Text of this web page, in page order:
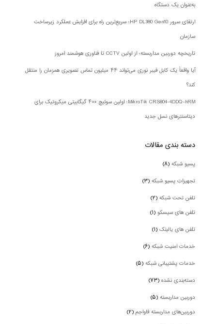
به‌عنوان یک دستگاه
ارتقای سرور HP DL380 Gen10؛ سریع‌ترین راه برای افزایش عملکرد زیرساخت
سازمان
تاریخچه دوربین مداربسته؛ از اولین CCTV تا فناوری هوشمند امروز
آیا واقعاً یک کابل فیبر نوری می‌تواند ۴۴ میلیون تماس تصویری همزمان را منتقل
کند؟
MikroTik CRS804-4DDQ-hRM؛ اولین سوئیچ ۴۰۰ گیگابیتی میکروتیک برای
دیتاسنترهای نسل جدید
دسته بندی‌ مقالات
پسیو شبکه(۸)
تجهیزات پسیو شبکه(۳)
تلفن تحت شبکه(۲)
تلفن های سیسکو(۱)
تلفن های یالینک(۱)
خدمات امنیت شبکه(۶)
خدمات پشتیبانی شبکه(۵)
دسته‌بندی نشده(۷۳)
دوربین‌ مداربسته(۵)
دوربین‌های مداربسته فاواجم(۲)